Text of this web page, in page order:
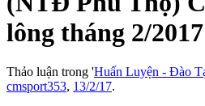
lông tháng 2/2017
Thảo luận trong 'Huấn Luyện - Đào
cmsport353, 13/2/17.